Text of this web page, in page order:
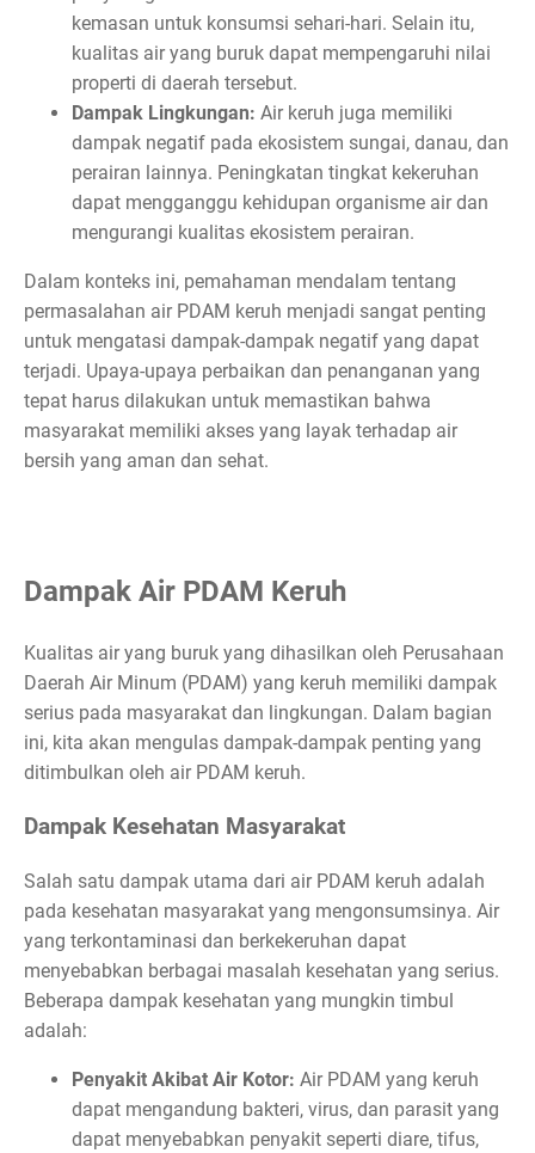
kemasan untuk konsumsi sehari-hari. Selain itu,
kualitas air yang buruk dapat mempengaruhi nilai
properti di daerah tersebut.
Dampak Lingkungan: Air keruh juga memiliki
dampak negatif pada ekosistem sungai, danau, dan
perairan lainnya. Peningkatan tingkat kekeruhan
dapat mengganggu kehidupan organisme air dan
mengurangi kualitas ekosistem perairan.
Dalam konteks ini, pemahaman mendalam tentang
permasalahan air PDAM keruh menjadi sangat penting
untuk mengatasi dampak-dampak negatif yang dapat
terjadi. Upaya-upaya perbaikan dan penanganan yang
tepat harus dilakukan untuk memastikan bahwa
masyarakat memiliki akses yang layak terhadap air
bersih yang aman dan sehat.
Dampak Air PDAM Keruh
Kualitas air yang buruk yang dihasilkan oleh Perusahaan
Daerah Air Minum (PDAM) yang keruh memiliki dampak
serius pada masyarakat dan lingkungan. Dalam bagian
ini, kita akan mengulas dampak-dampak penting yang
ditimbulkan oleh air PDAM keruh.
Dampak Kesehatan Masyarakat
Salah satu dampak utama dari air PDAM keruh adalah
pada kesehatan masyarakat yang mengonsumsinya. Air
yang terkontaminasi dan berkekeruhan dapat
menyebabkan berbagai masalah kesehatan yang serius.
Beberapa dampak kesehatan yang mungkin timbul
adalah:
Penyakit Akibat Air Kotor: Air PDAM yang keruh
dapat mengandung bakteri, virus, dan parasit yang
dapat menyebabkan penyakit seperti diare, tifus,